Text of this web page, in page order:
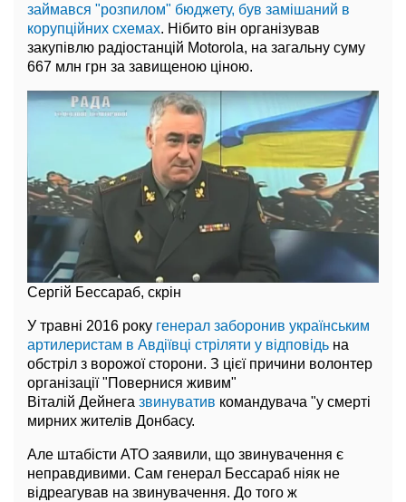
займався "розпилом" бюджету, був замішаний в
корупційних схемах. Нібито він організував
закупівлю радіостанцій Motorola, на загальну суму
667 млн грн за завищеною ціною.
Сергій Бессараб, скрін
У травні 2016 року генерал заборонив українським
артилеристам в Авдіївці стріляти у відповідь на
обстріл з ворожої сторони. З цієї причини волонтер
організації "Повернися живим"
Віталій Дейнега звинуватив командувача "у смерті
мирних жителів Донбасу.
Але штабісти АТО заявили, що звинувачення є
неправдивими. Сам генерал Бессараб ніяк не
відреагував на звинувачення. До того ж